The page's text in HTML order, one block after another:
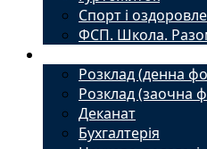
Спорт і
ФСП. Школа.
Розклад (денна
Розклад (заочна
Деканат
Бухгалтерія